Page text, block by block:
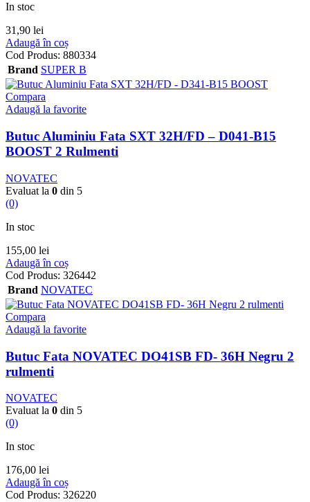
In stoc
31,90 lei
Adaugă în coș
Cod Produs: 880334
Brand SUPER B
Compara
Adaugă la favorite
Butuc Aluminiu Fata SXT 32H/FD – D041-B15
BOOST 2 Rulmenti
NOVATEC
Evaluat la 0 din 5
(0)
In stoc
155,00 lei
Adaugă în coș
Cod Produs: 326442
Brand NOVATEC
Compara
Adaugă la favorite
Butuc Fata NOVATEC DO41SB FD- 36H Negru 2
rulmenti
NOVATEC
Evaluat la 0 din 5
(0)
In stoc
176,00 lei
Adaugă în coș
Cod Produs: 326220